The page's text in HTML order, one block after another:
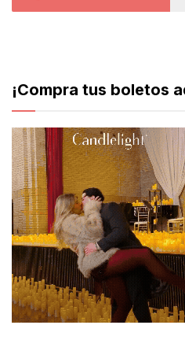
¡Compra tus boletos